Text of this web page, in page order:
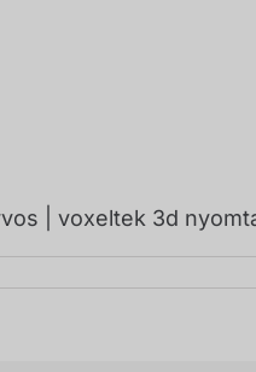
| voxeltek 3d